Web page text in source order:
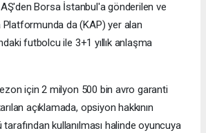
Borsa İstanbul'a gönderilen ve
Platformunda da (KAP) yer alan
futbolcu ile 3+1 yıllık anlaşma
için 2 milyon 500 bin avro garanti
açıklamada, opsiyon hakkının
kullanılması halinde oyuncuya